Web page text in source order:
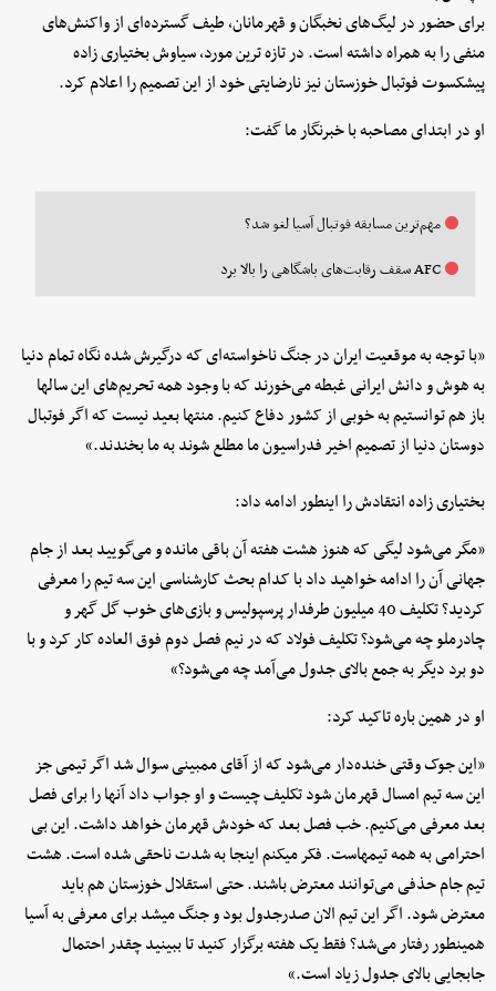
برای حضور در لیگ‌های نخبگان و قهرمانان، طیف گسترده‌ای از واکنش‌های
منفی را به همراه داشته است. در تازه ترین مورد، سیاوش بختیاری زاده
پیشکسوت فوتبال خوزستان نیز نارضایتی خود از این تصمیم را اعلام کرد.
او در ابتدای مصاحبه با خبرنگار ما گفت:
مهم‌ترین مسابقه فوتبال آسیا لغو شد؟
AFC سقف رقابت‌های باشگاهی را بالا برد
«با توجه به موقعیت ایران در جنگ ناخواسته‌ای که درگیرش شده نگاه تمام دنیا
به هوش و دانش ایرانی غبطه می‌خورند که با وجود همه تحریم‌های این سالها
باز هم توانستیم به خوبی از کشور دفاع کنیم. منتها بعید نیست که اگر فوتبال
دوستان دنیا از تصمیم اخیر فدراسیون ما مطلع شوند به ما بخندند.»
بختیاری زاده انتقادش را اینطور ادامه داد:
«مگر می‌شود لیگی که هنوز هشت هفته آن باقی مانده و می‌گویید بعد از جام
جهانی آن را ادامه خواهید داد با کدام بحث کارشناسی این سه تیم را معرفی
کردید؟ تکلیف 40 میلیون طرفدار پرسپولیس و بازی‌های خوب گل گهر و
چادرملو چه می‌شود؟ تکلیف فولاد که در نیم فصل دوم فوق العاده کار کرد و با
دو برد دیگر به جمع بالای جدول می‌آمد چه می‌شود؟»
او در همین باره تاکید کرد:
«این جوک وقتی خنده‌دار می‌شود که از آقای ممبینی سوال شد اگر تیمی جز
این سه تیم امسال قهرمان شود تکلیف چیست و او جواب داد آنها را برای فصل
بعد معرفی می‌کنیم. خب فصل بعد که خودش قهرمان خواهد داشت. این بی
احترامی به همه تیمهاست. فکر میکنم اینجا به شدت ناحقی شده است. هشت
تیم جام حذفی می‌توانند معترض باشند. حتی استقلال خوزستان هم باید
معترض شود. اگر این تیم الان صدرجدول بود و جنگ میشد برای معرفی به آسیا
همینطور رفتار می‌شد؟ فقط یک هفته برگزار کنید تا ببینید چقدر احتمال
جابجایی بالای جدول زیاد است.»